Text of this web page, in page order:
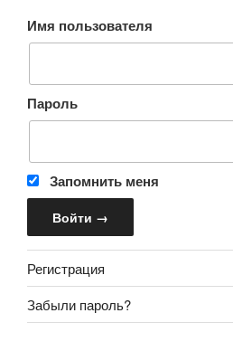
Имя пользователя
Пароль
Запомнить меня
Регистрация
Забыли пароль?